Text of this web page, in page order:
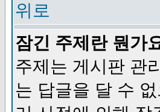
위로
잠긴 주제란 뭔가
주제는 게시판 관
는 답글을 달 수